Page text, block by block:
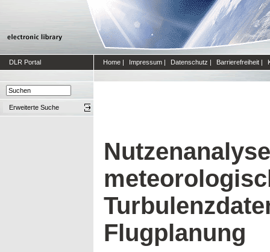
DLR Portal Home | Impressum | Datenschutz | Barrierefreiheit |
Erweiterte Suche
Nutzenanalyse
Flugplanung